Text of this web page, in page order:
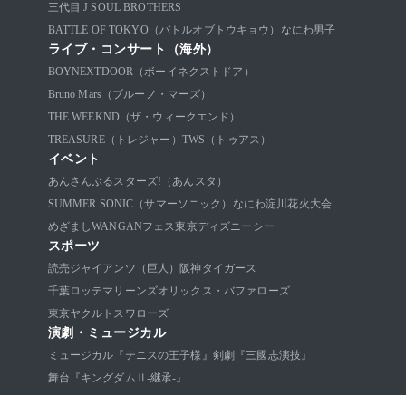
三代目 J SOUL BROTHERS
BATTLE OF TOKYO（バトルオブトウキョウ）
なにわ男子
ライブ・コンサート（海外）
BOYNEXTDOOR（ボーイネクストドア）
Bruno Mars（ブルーノ・マーズ）
THE WEEKND（ザ・ウィークエンド）
TREASURE（トレジャー） TWS（トゥアス）
イベント
あんさんぶるスターズ!（あんスタ）
SUMMER SONIC（サマーソニック） なにわ淀川花火大会
めざましWANGANフェス東京ディズニーシー
スポーツ
読売ジャイアンツ（巨人）
阪神タイガース
千葉ロッテマリーンズオリックス・バファローズ
東京ヤクルトスワローズ
演劇・ミュージカル
ミュージカル『テニスの王子様』 剣劇『三國志演技』
舞台『キングダムⅡ-継承-』